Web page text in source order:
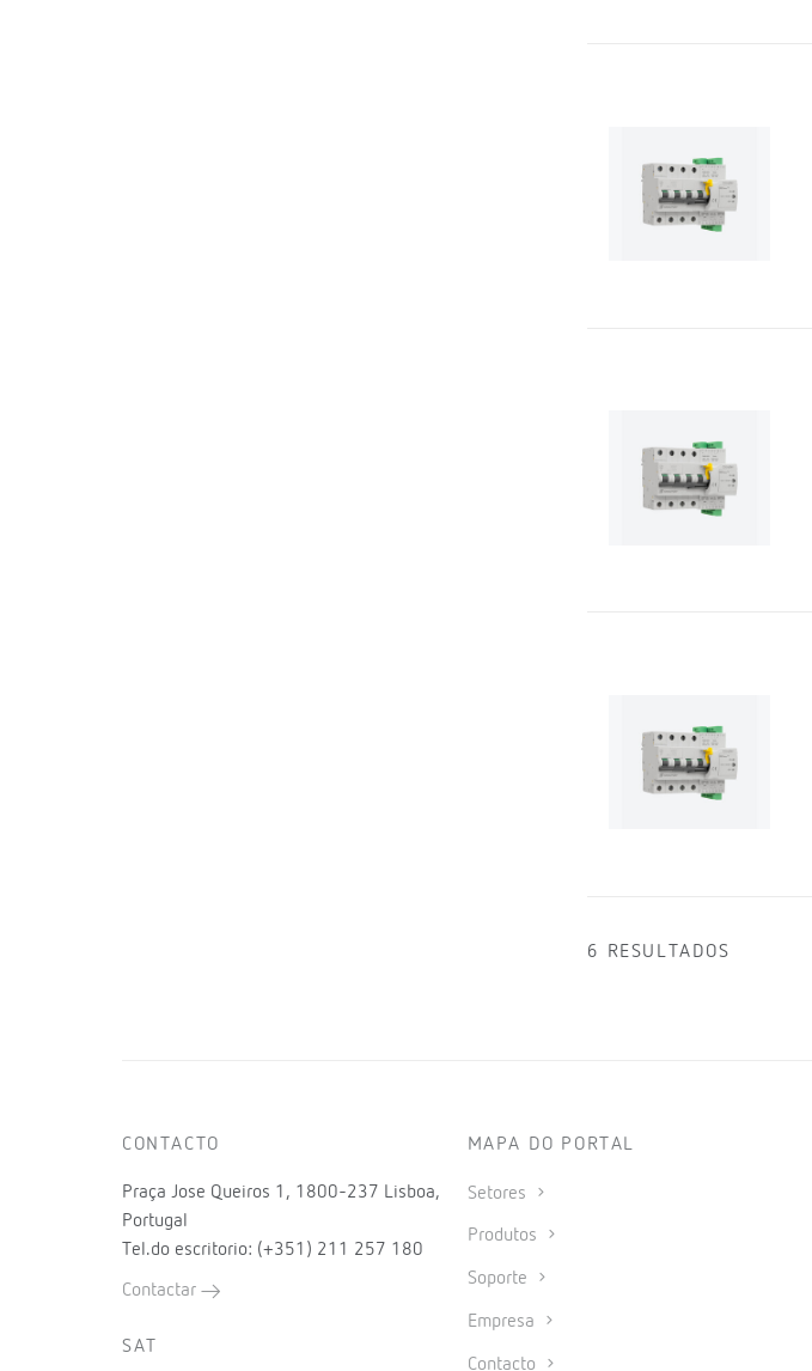
6 RESULTADOS
CONTACTO
Praça Jose Queiros 1, 1800-237 Lisboa,
Portugal
Tel.do escritorio: (+351) 211 257 180
Contactar
SAT
MAPA DO PORTAL
Setores
Produtos
Soporte
Empresa
Contacto